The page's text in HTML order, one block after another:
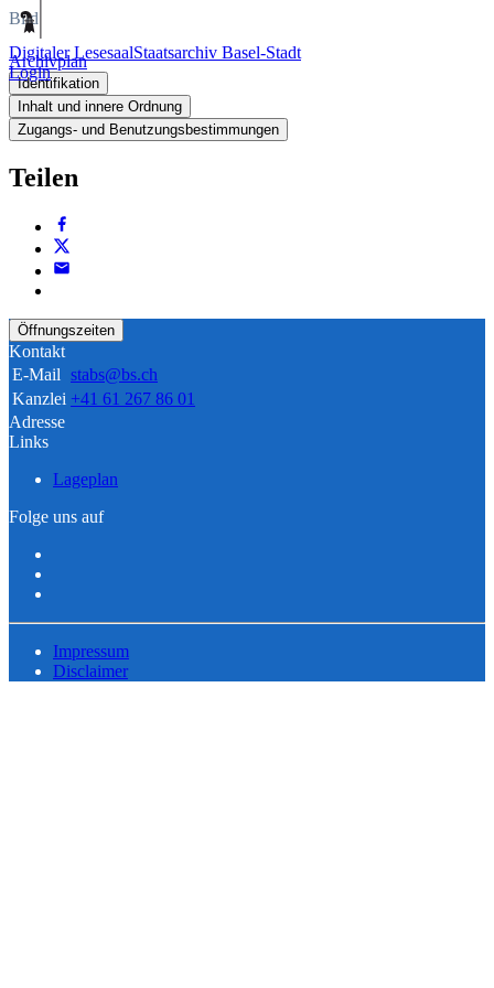
Digitaler LesesaalStaatsarchiv Basel-Stadt
Login
Bild
Archivplan
Identifikation
Inhalt und innere Ordnung
Zugangs- und Benutzungsbestimmungen
Teilen
Öffnungszeiten
Kontakt
E-Mail stabs@bs.ch
Kanzlei +41 61 267 86 01
Adresse
Links
Lageplan
Folge uns auf
Impressum
Disclaimer